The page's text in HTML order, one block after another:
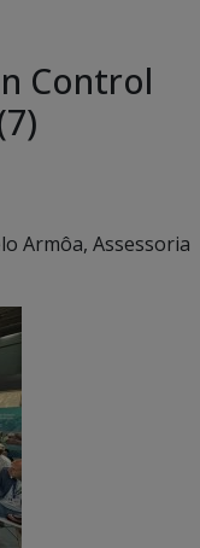
Control
Armôa, Assessoria